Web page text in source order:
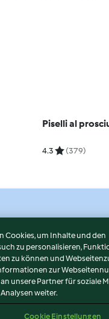
Piselli al
4.3 (379)
Cookies, um Inhalte und den
zu personalisieren,
zu können und
zur
unsere Partner für soziale
weiter.
Cookie Einstellungen